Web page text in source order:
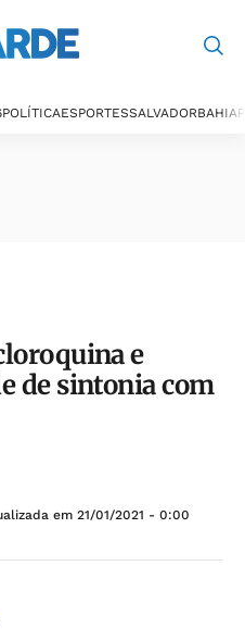
POLÍTICAESPORTESSALVADORBAHIA
e
de sintonia com
em 21/01/2021 - 0:00